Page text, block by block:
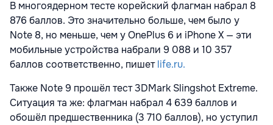
В многоядерном тесте корейский флагман набрал 8
876 баллов. Это значительно больше, чем было у
Note 8, но меньше, чем у OnePlus 6 и iPhone X — эти
мобильные устройства набрали 9 088 и 10 357
баллов соответственно, пишетlife.ru.
Также Note 9 прошёл тест 3DMark Slingshot Extreme.
Ситуация та же: флагман набрал 4 639 баллов и
обошёл предшественника (3 710 баллов), но уступил